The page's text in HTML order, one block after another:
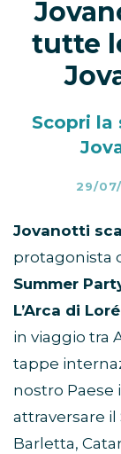
tutte
Scopri la
29/
Jovanotti
protagonista
Summer
L’Arca di Loré
in viaggio tra
tappe
nostro Paese il
attraversare
Barletta,